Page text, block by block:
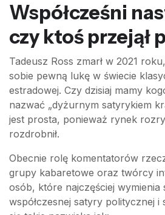
Współcześni
czy ktoś przejął
Tadeusz Ross zmarł w 2021
sobie pewną lukę w świecie
estradowej. Czy dzisiaj mamy
nazwać „dyżurnym satyrykiem
jest prosta, ponieważ rynek
rozdrobnił.
Obecnie rolę komentatorów
grupy kabaretowe oraz twórcy
osób, które najczęściej wymienia
współczesnej satyry politycznej i